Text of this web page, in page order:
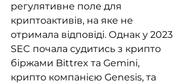
регулятивне поле для
криптоактивів, на яке не
отримала відповіді. Однак у 2023
SEC почала судитись з крипто
біржами Bittrex та Gemini,
крипто компанією Genesis, та